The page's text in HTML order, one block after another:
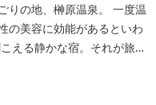
りの地、榊原温泉。 一度温
の美容に効能があるといわ
える静かな宿。それが旅
ぎの湯や旬の味、心のこ
日頃の喧騒から離れ、平安